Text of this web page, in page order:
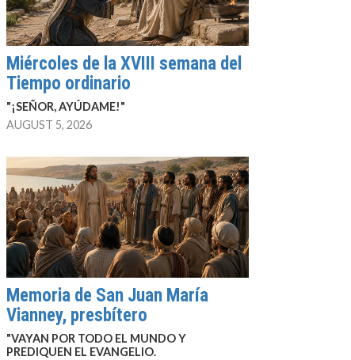
Miércoles de la XVIII semana del
Tiempo ordinario
"¡SEÑOR, AYÚDAME!"
AUGUST 5, 2026
Memoria de San Juan María
Vianney, presbítero
"VAYAN POR TODO EL MUNDO Y
PREDIQUEN EL EVANGELIO.